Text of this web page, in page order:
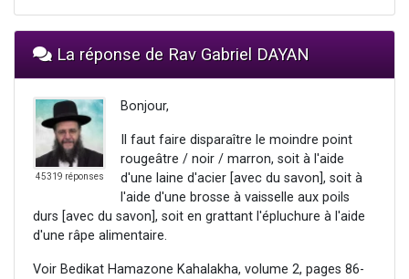
La réponse de Rav Gabriel DAYAN
45319 réponses
Bonjour,
Il faut faire disparaître le moindre point
rougeâtre / noir / marron, soit à l'aide
d'une laine d'acier [avec du savon], soit à
l'aide d'une brosse à vaisselle aux poils
durs [avec du savon], soit en grattant l'épluchure à l'aide
d'une râpe alimentaire.
Voir Bedikat Hamazone Kahalakha, volume 2, pages 86-